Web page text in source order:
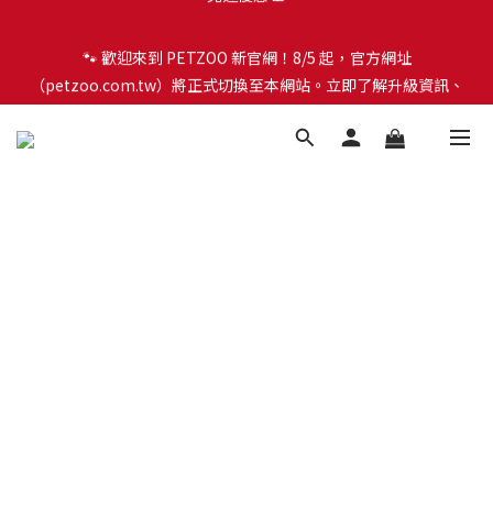
（petzoo.com.tw）將正式切換至本網站。立即了解升級資訊、
會員權益及常見問題 ＞
（petzoo.com.tw）將正式切換至本網站。立即了解升級資訊、
會員權益及常見問題 ＞
✨【新朋友見面禮】現在註冊即領 $100 購物金！全館滿 $1,500 享